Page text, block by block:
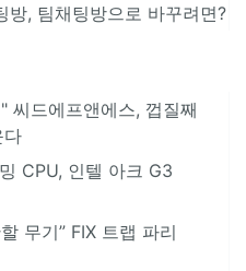
, 팀채팅방으로 바꾸려면?
씨드에프앤에스, 껍질째
다
CPU, 인텔 아크 G3
무기” FIX 트랩 파리